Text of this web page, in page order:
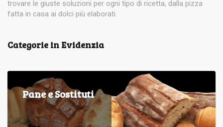
trovare le giuste soluzioni per ogni tipo di ricetta, dalla pizza
fatta in casa ai dolci più elaborati.
Categorie in Evidenzia
Pane e Sostituti